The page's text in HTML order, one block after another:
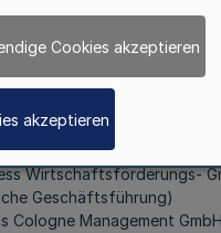
Wirtschaftsförderungs-
Geschäftsführung)
Cologne Management
Cookies akzeptieren
akzeptieren